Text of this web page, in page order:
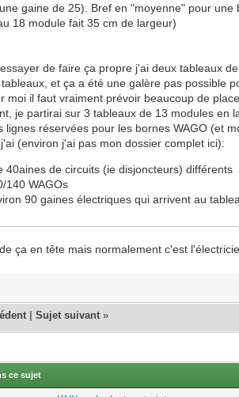
gaine de 25). Bref en "moyenne" pour
18 module fait 35 cm de largeur)
de faire ça propre j'ai deux tableaux
et ça a été une galère pas possible
moi il faut vraiment prévoir beaucoup de
je partirai sur 3 tableaux de 13 modules en
lignes réservées pour les bornes WAGO (et
(environ j'ai pas mon dossier complet ici):
40aines de circuits (ie disjoncteurs) différents
140 WAGOs
90 gaines électriques qui arrivent au
ça en tête mais normalement c'est
|Sujet suivant »
ce sujet